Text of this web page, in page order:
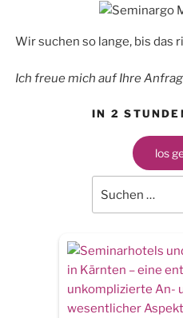
Wir suchen so lange, bis das
Ich freue mich auf Ihre
IN 2
los
Search
for: